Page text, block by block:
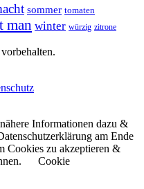
sommer tomaten
man winter würzig zitrone
Informationen dazu &
am Ende
Cookies zu akzeptieren &
Cookie